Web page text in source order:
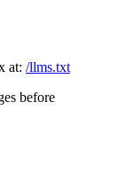
at: /llms.txt
before